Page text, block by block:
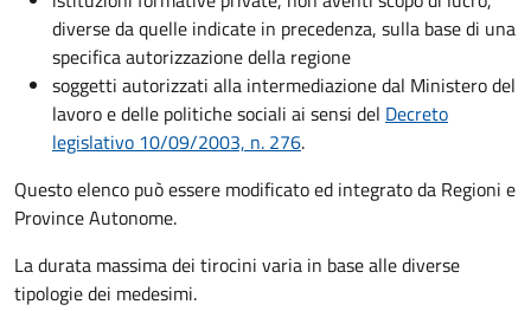
diverse da quelle indicate in precedenza, sulla base di una
specifica autorizzazione della regione
soggetti autorizzati alla intermediazione dal Ministero del
lavoro e delle politiche sociali ai sensi del Decreto
legislativo 10/09/2003, n. 276.
Questo elenco può essere modificato ed integrato da Regioni e
Province Autonome.
La durata massima dei tirocini varia in base alle diverse
tipologie dei medesimi.